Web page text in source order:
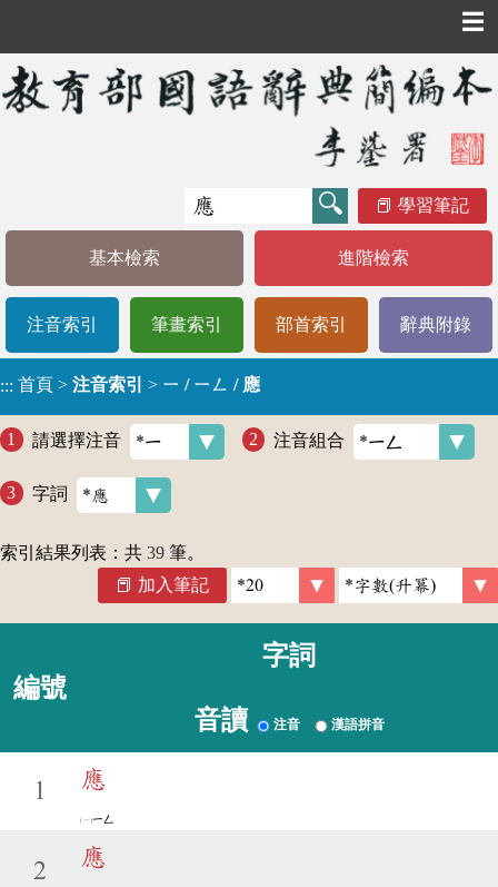
☰
學習筆記
基本檢索 進階檢索
注音索引 筆畫索引 部首索引 辭典附錄
::: 首頁 > 注音索引 > ㄧ / ㄧㄥ / 應
請選擇注音 注音組合
字詞
索引結果列表：共 39 筆。
加入筆記
編號
字詞
音讀 注音 漢語拼音
1 應
ㄧㄥ
2
應